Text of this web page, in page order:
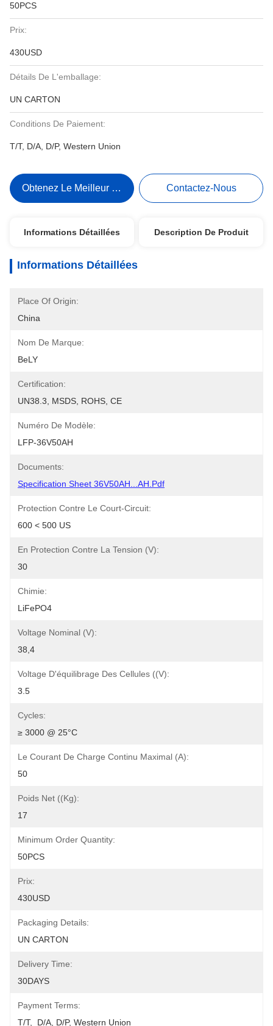
50PCS
Prix:
430USD
Détails De L'emballage:
UN CARTON
Conditions De Paiement:
T/T, D/A, D/P, Western Union
Obtenez Le Meilleur Prix Contactez-Nous
Informations Détaillées Description De Produit
Informations Détaillées
Place Of Origin:
China
Nom De Marque:
BeLY
Certification:
UN38.3, MSDS, ROHS, CE
Numéro De Modèle:
LFP-36V50AH
Documents:
Specification Sheet 36V50AH...AH.pdf
Protection Contre Le Court-Circuit:
600 < 500 US
En Protection Contre La Tension (V):
30
Chimie:
LiFePO4
Voltage Nominal (V):
38,4
Voltage D'équilibrage Des Cellules ((V):
3.5
Cycles:
≥ 3000 @ 25°C
Le Courant De Charge Continu Maximal (A):
50
Poids Net ((kg):
17
Minimum Order Quantity:
50PCS
Prix:
430USD
Packaging Details:
UN CARTON
Delivery Time:
30DAYS
Payment Terms:
T/T,  D/A, D/P, Western Union